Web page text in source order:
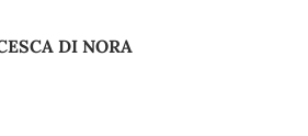
DI NORA